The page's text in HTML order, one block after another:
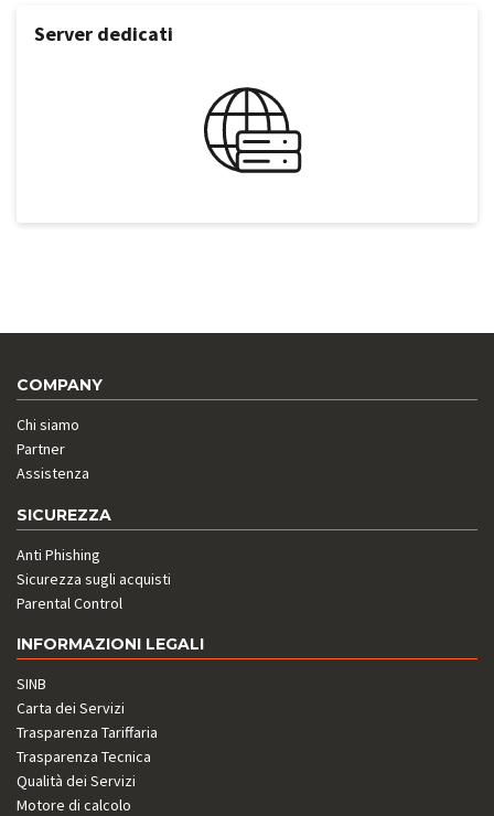
Server dedicati
COMPANY
Chi siamo
Partner
Assistenza
SICUREZZA
Anti Phishing
Sicurezza sugli acquisti
Parental Control
INFORMAZIONI LEGALI
SINB
Carta dei Servizi
Trasparenza Tariffaria
Trasparenza Tecnica
Qualità dei Servizi
Motore di calcolo